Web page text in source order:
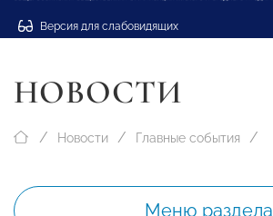
Версия для слабовидящих
НОВОСТИ
Новости Главные события
Меню раздела